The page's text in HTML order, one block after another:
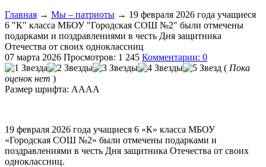
Главная → Мы – патриоты → 19 февраля 2026 года учащиеся
6 "К" класса МБОУ "Городская СОШ №2" были отмечены
подарками и поздравлениями в честь Дня защитника
Отечества от своих одноклассниц
07 марта 2026 Просмотров: 1 245 Комментарии: 0
( Пока
оценок нет )
Размер шрифта: AAAA
19 февраля 2026 года учащиеся 6 «К» класса МБОУ
«Городская СОШ №2» были отмечены подарками и
поздравлениями в честь Дня защитника Отечества от своих
одноклассниц.